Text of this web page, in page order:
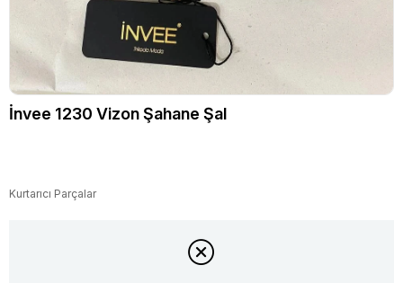
İnvee 1230 Vizon Şahane Şal
Kurtarıcı Parçalar